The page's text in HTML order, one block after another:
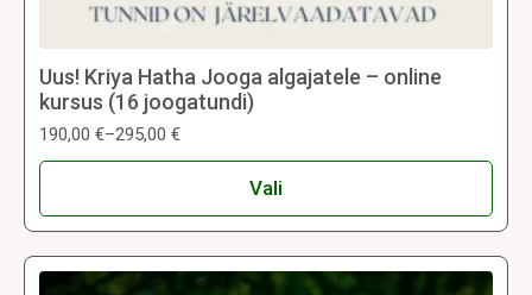
Uus! Kriya Hatha Jooga algajatele – online
kursus (16 joogatundi)
190,00 €–295,00 €
Hinnavahemik:
190,00 €
295,00 €
Vali
Sellel
on
mitu
varianti.